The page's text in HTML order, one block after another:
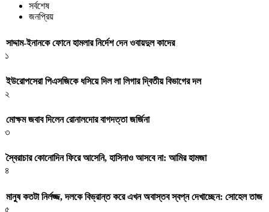
সর্বশেষ
জনপ্রিয়
সাদ্দাম-ইনানকে ফোনে হামলার নির্দেশ দেন ওবায়দুল কাদের
১
ইউরোপসেরা পিএসজিকে ধসিয়ে দিল লা লিগার দ্বিতীয় বিভাগের দল
২
মোক্ষম জবাব দিলেন রোনালদোর বাগদত্তা জর্জিনা
৩
স্বৈরাচার কোনোদিন ফিরে আসেনি, হাসিনাও আসবে না: আমির হামজা
৪
মানুষ কতটা নির্লজ্জ, দলকে বিভ্রান্ত করে এখন অবাস্তব স্বপ্ন দেখাচ্ছেন: সোহেল তাজ
৫